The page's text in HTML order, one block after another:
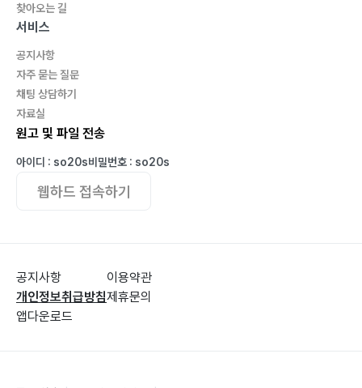
- 『손태진 공무원 영어 뽀개기-문법(손태진 공무원 영어
뽀개기: 문법)』(2021, 혜지원)
- 『손태진 공무원 영어 뽀개기-구문(손태진 공무원 영어
뽀개기: 구문)』(2021, 혜지원)
- 『손태진 공무원 영어 뽀개기-독해(손태진 공무원 영어
뽀개기: 독해)』(2021, 혜지원)
형 모의고사 1)』(2021, 하움)
찾아오는 길
서비스
공지사항
자주 묻는 질문
채팅 상담하기
자료실
원고 및 파일 전송
아이디 : so20s비밀번호 : so20s
웹하드 접속하기
공지사항
개인정보취급방침
앱다운로드
이용약관
제휴문의